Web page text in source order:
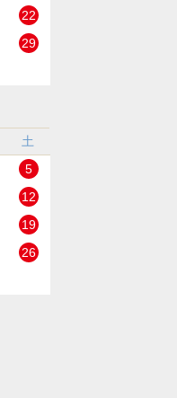
22
29
土
5
12
19
26